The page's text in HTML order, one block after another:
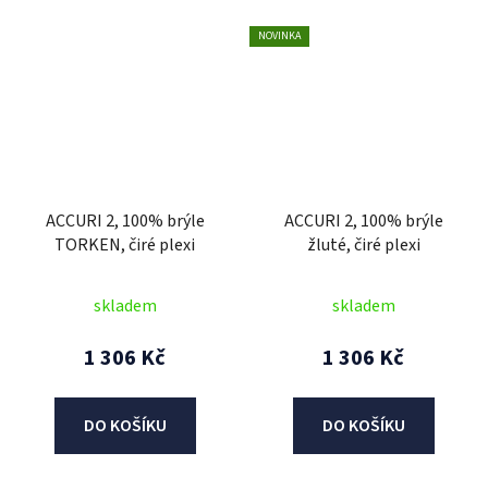
ACCURI 2, 100% brýle
TORKEN, čiré plexi
skladem
1 306 Kč
DO KOŠÍKU
NOVINKA
ACCURI 2, 100% brýle
žluté, čiré plexi
skladem
1 306 Kč
DO KOŠÍKU